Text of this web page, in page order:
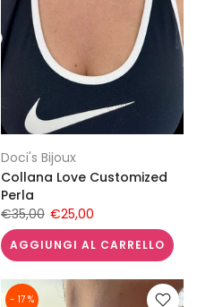
Doci's Bijoux
Collana Love Customized
Perla
€35,00 €25,00
AGGIUNGI AL CARRELLO
- 17 %